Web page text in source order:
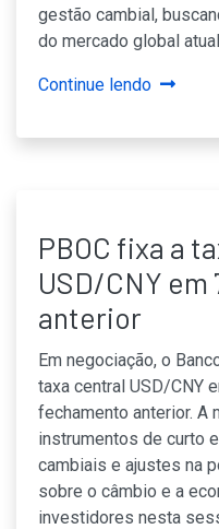
gestão cambial,
do mercado global
Continue lendo
PBOC fixa a
USD/CNY em
anterior
Em negociação, o
taxa central USD/CNY
fechamento anterior. A
instrumentos de curto
cambiais e ajustes na
sobre o câmbio e a
investidores nesta